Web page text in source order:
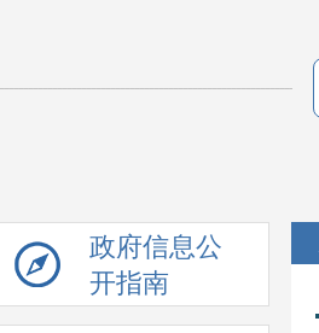
政府信息公
开指南